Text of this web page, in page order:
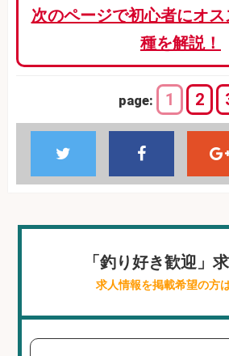
次のページで初心者にオ
種を解説！
page: 1 2
「釣り好き歓迎」
求人情報を掲載希望の方